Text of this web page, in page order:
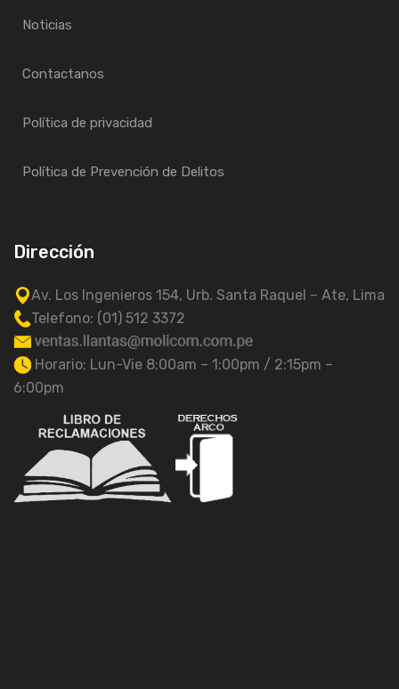
Noticias
Contactanos
Política de privacidad
Política de Prevención de Delitos
Dirección
Av. Los Ingenieros 154, Urb. Santa Raquel – Ate, Lima
Telefono: (01) 512 3372
Horario: Lun-Vie 8:00am – 1:00pm / 2:15pm –
6:00pm